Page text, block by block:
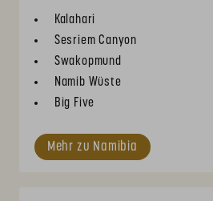
Kalahari
Sesriem Canyon
Swakopmund
Namib Wüste
Big Five
Mehr zu Namibia